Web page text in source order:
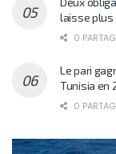
laisse plus
0
Le pari
Tunisia en
0